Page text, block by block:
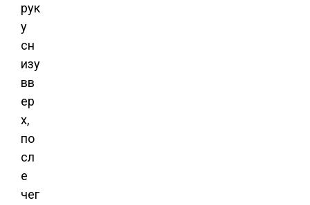
рук
у
сн
изу
вв
ер
х,
по
сл
е
чег